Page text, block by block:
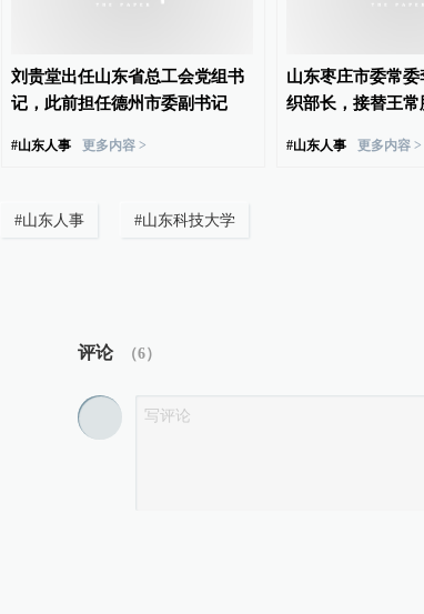
刘贵堂出任山东省总工会党组书
记，此前担任德州市委副书记
#山东人事 更多内容 >
山东枣庄市委常委
织部长，接替王常
#山东人事 更多内容 >
#山东人事 #山东科技大学
评论 （6）